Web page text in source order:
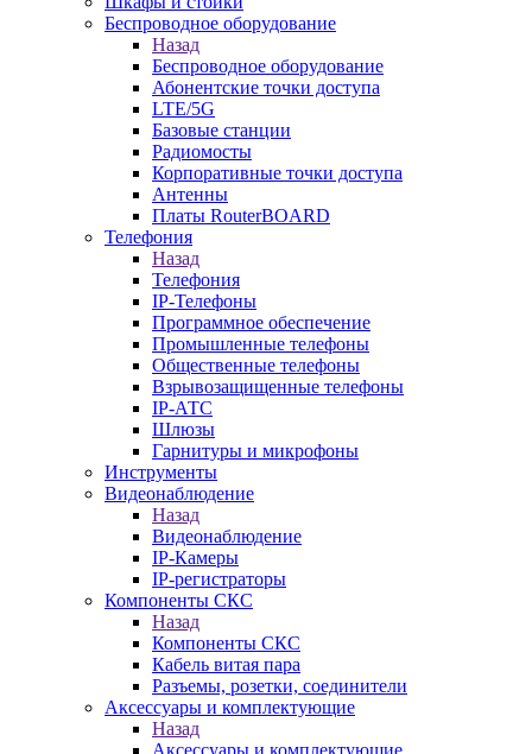
Беспроводное оборудование
Назад
Беспроводное оборудование
Абонентские точки доступа
LTE/5G
Базовые станции
Радиомосты
Корпоративные точки доступа
Антенны
Платы RouterBOARD
Телефония
Назад
Телефония
IP-Телефоны
Программное обеспечение
Промышленные телефоны
Общественные телефоны
Взрывозащищенные телефоны
IP-АТС
Шлюзы
Гарнитуры и микрофоны
Инструменты
Видеонаблюдение
Назад
Видеонаблюдение
IP-Камеры
IP-регистраторы
Компоненты СКС
Назад
Компоненты СКС
Кабель витая пара
Разъемы, розетки, соединители
Аксессуары и комплектующие
Назад
Аксессуары и комплектующие